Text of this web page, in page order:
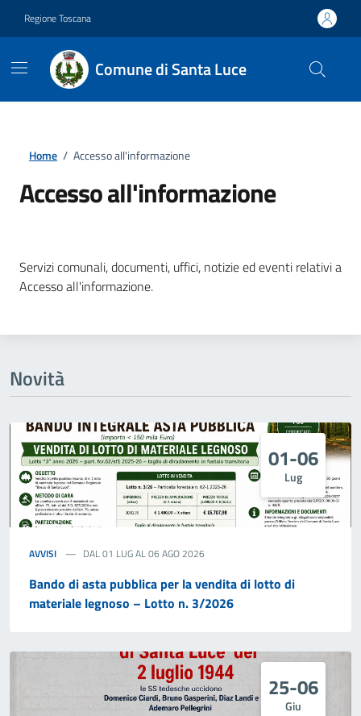
Regione Toscana
Comune di Santa Luce
Home / Accesso all'informazione
Accesso all'informazione
Servizi comunali, documenti, uffici, notizie ed eventi relativi a
Accesso all'informazione.
Novità
01-06
Lug
AVVISI DAL 01 LUG AL 06 AGO 2026
Bando di asta pubblica per la vendita di lotto di
materiale legnoso – Lotto n. 3/2026
25-06
Giu